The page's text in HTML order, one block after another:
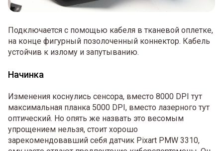
Подключается с помощью кабеля в тканевой оплетке,
на конце фигурный позолоченный коннектор. Кабель
устойчив к излому и запутыванию.
Начинка
Изменения коснулись сенсора, вместо 8000 DPI тут
максимальная планка 5000 DPI, вместо лазерного тут
оптический. Но опять же назвать это весомым
упрощением нельзя, стоит хорошо
зарекомендовавший себя датчик Pixart PMW 3310,